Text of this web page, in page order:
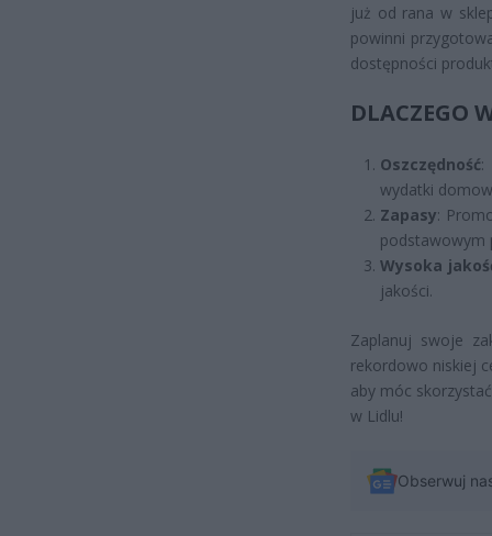
już od rana w
powinni
dostępności
DLACZEGO
Oszczędność:
wydatki
Zapasy:
podstawowym
Wysoka
jakości.
Zaplanuj swoje
rekordowo niskiej
aby móc
w Lidlu!
Obserwuj